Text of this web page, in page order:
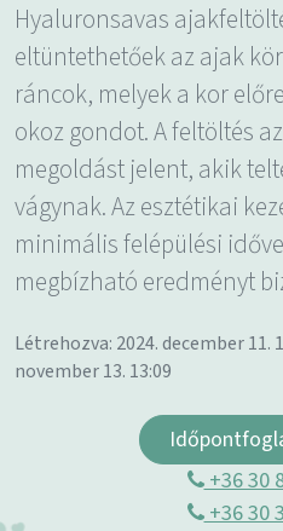
Hyaluronsavas
eltüntethetőek az ajak
ráncok, melyek a kor
okoz gondot. A feltöltés
megoldást jelent, akik
vágynak. Az esztétikai
minimális felépülési
megbízható eredményt
Létrehozva: 2024. december 11.
november 13. 13:09
+36 30
+36 30